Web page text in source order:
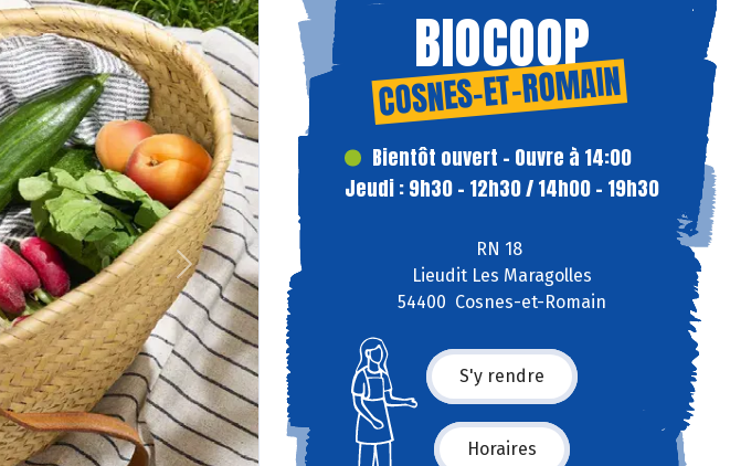
Next
BIOCOOP
COSNES-ET-ROMAIN
Bientôt ouvert - Ouvre à 14:00
Jeudi : 9h30 - 12h30 / 14h00 - 19h30
RN 18
Lieudit Les Maragolles
54400 Cosnes-et-Romain
S'y rendre
Horaires